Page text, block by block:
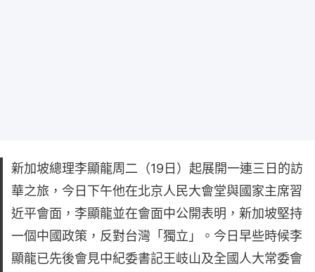
新加坡總理李顯龍周二（19日）起展開一連三日的訪
華之旅，今日下午他在北京人民大會堂與國家主席習
近平會面，李顯龍並在會面中公開表明，新加坡堅持
一個中國政策，反對台灣「獨立」。今日早些時候李
顯龍已先後會見中紀委書記王岐山及全國人大常委會